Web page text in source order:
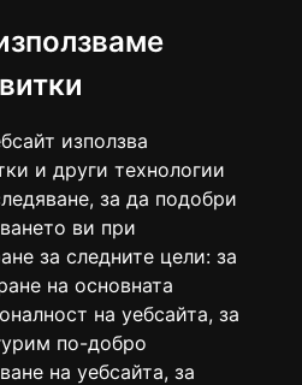
използва
и други технологии
за да подобри
ви при
за следните цели: за
на основната
на уебсайта, за
по-добро
на уебсайта, за
43